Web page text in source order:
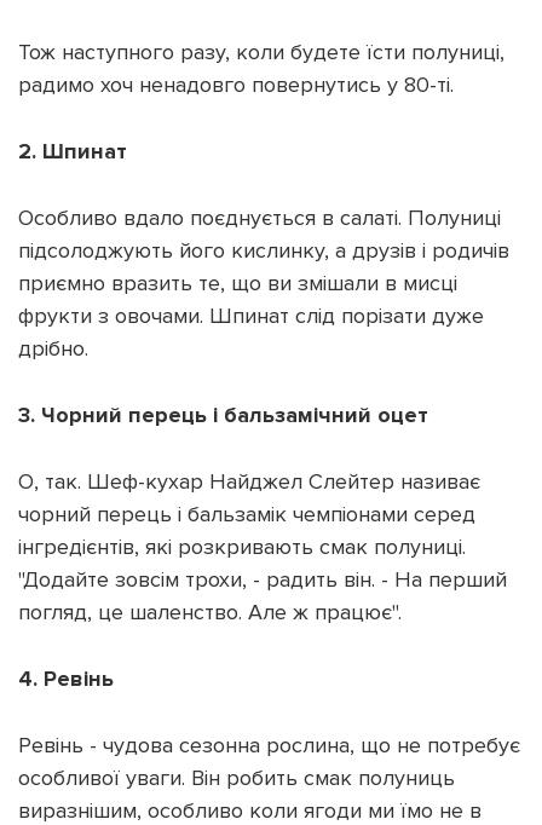
Тож наступного разу, коли будете їсти полуниці,
радимо хоч ненадовго повернутись у 80-ті.
2. Шпинат
Особливо вдало поєднується в салаті. Полуниці
підсолоджують його кислинку, а друзів і родичів
приємно вразить те, що ви змішали в мисці
фрукти з овочами. Шпинат слід порізати дуже
дрібно.
3. Чорний перець і бальзамічний оцет
О, так. Шеф-кухар Найджел Слейтер називає
чорний перець і бальзамік чемпіонами серед
інгредієнтів, які розкривають смак полуниці.
"Додайте зовсім трохи, - радить він. - На перший
погляд, це шаленство. Але ж працює".
4. Ревінь
Ревінь - чудова сезонна рослина, що не потребує
особливої уваги. Він робить смак полуниць
виразнішим, особливо коли ягоди ми їмо не в